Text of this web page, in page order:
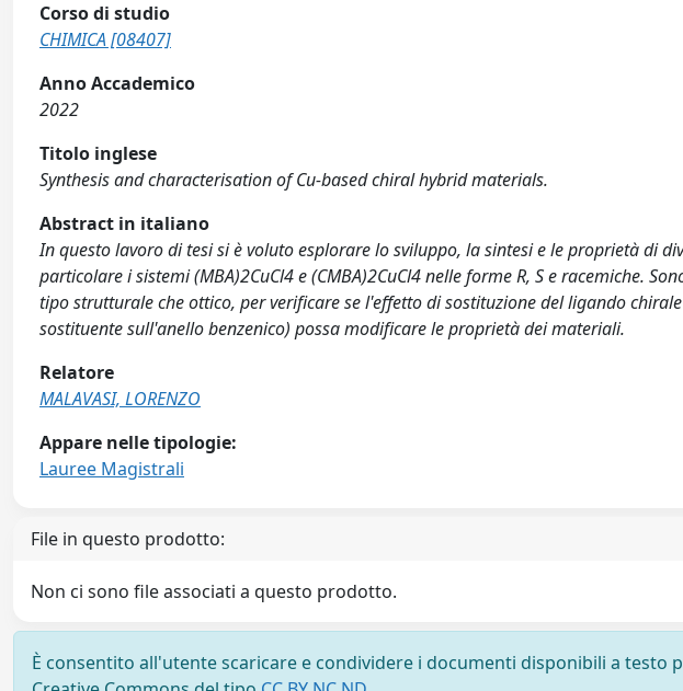
Corso di studio
CHIMICA [08407]
Anno Accademico
2022
Titolo inglese
Synthesis and characterisation of Cu-based chiral hybrid materials.
Abstract in italiano
In questo lavoro di tesi si è voluto esplorare lo sviluppo, la sintesi e le proprietà di
particolare i sistemi (MBA)2CuCl4 e (CMBA)2CuCl4 nelle forme R, S e racemiche.
tipo strutturale che ottico, per verificare se l'effetto di sostituzione del ligando
sostituente sull'anello benzenico) possa modificare le proprietà dei materiali.
Relatore
MALAVASI, LORENZO
Appare nelle tipologie:
Lauree Magistrali
File in questo prodotto:
Non ci sono file associati a questo prodotto.
È consentito all'utente scaricare e condividere i documenti disponibili a testo